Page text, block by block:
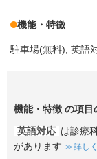
機能・特徴
駐車場(無料) 英語
機能・特徴 の項目
英語対応 は診療
があります
詳し